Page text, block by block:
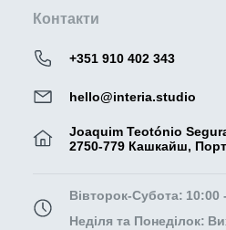
Контакти
+351 910 402 343
hello@interia.studio
Joaquim Teotónio
2750-779 Кашкайш,
Вівторок-Субота: 10:00
Неділя та Понеділок: